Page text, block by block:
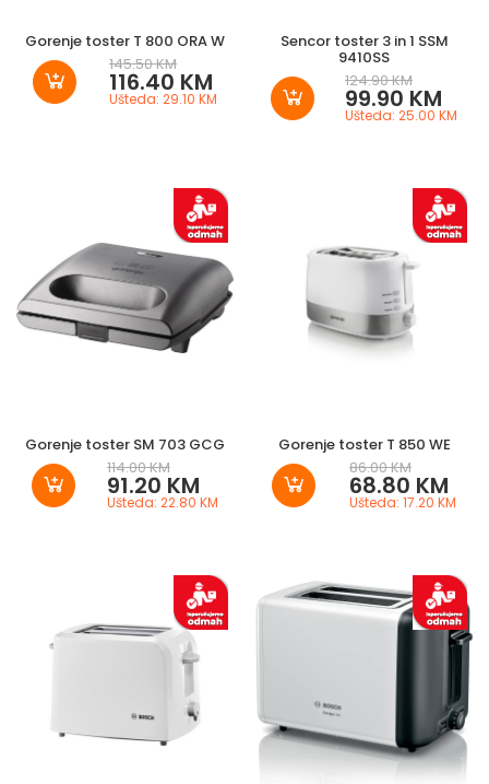
Gorenje toster T 800 ORA W
145.50 KM
116.40 KM
Ušteda: 29.10 KM
Sencor toster 3 in 1 SSM
9410SS
124.90 KM
99.90 KM
Ušteda: 25.00 KM
Gorenje toster SM 703 GCG
114.00 KM
91.20 KM
Ušteda: 22.80 KM
Gorenje toster T 850 WE
86.00 KM
68.80 KM
Ušteda: 17.20 KM